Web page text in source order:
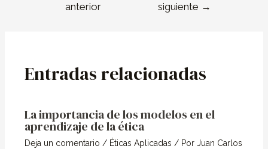
anterior
siguiente →
Entradas relacionadas
La importancia de los modelos en el
aprendizaje de la ética
Deja un comentario / Éticas Aplicadas / PorJuan Carlos